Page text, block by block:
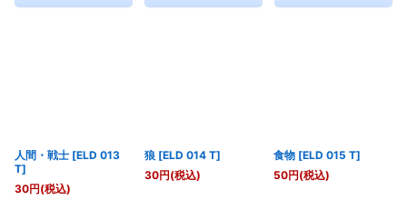
人間・戦士 [ELD 013
T]
30円(税込)
狼 [ELD 014 T]
30円(税込)
食物 [ELD 015 T]
50円(税込)